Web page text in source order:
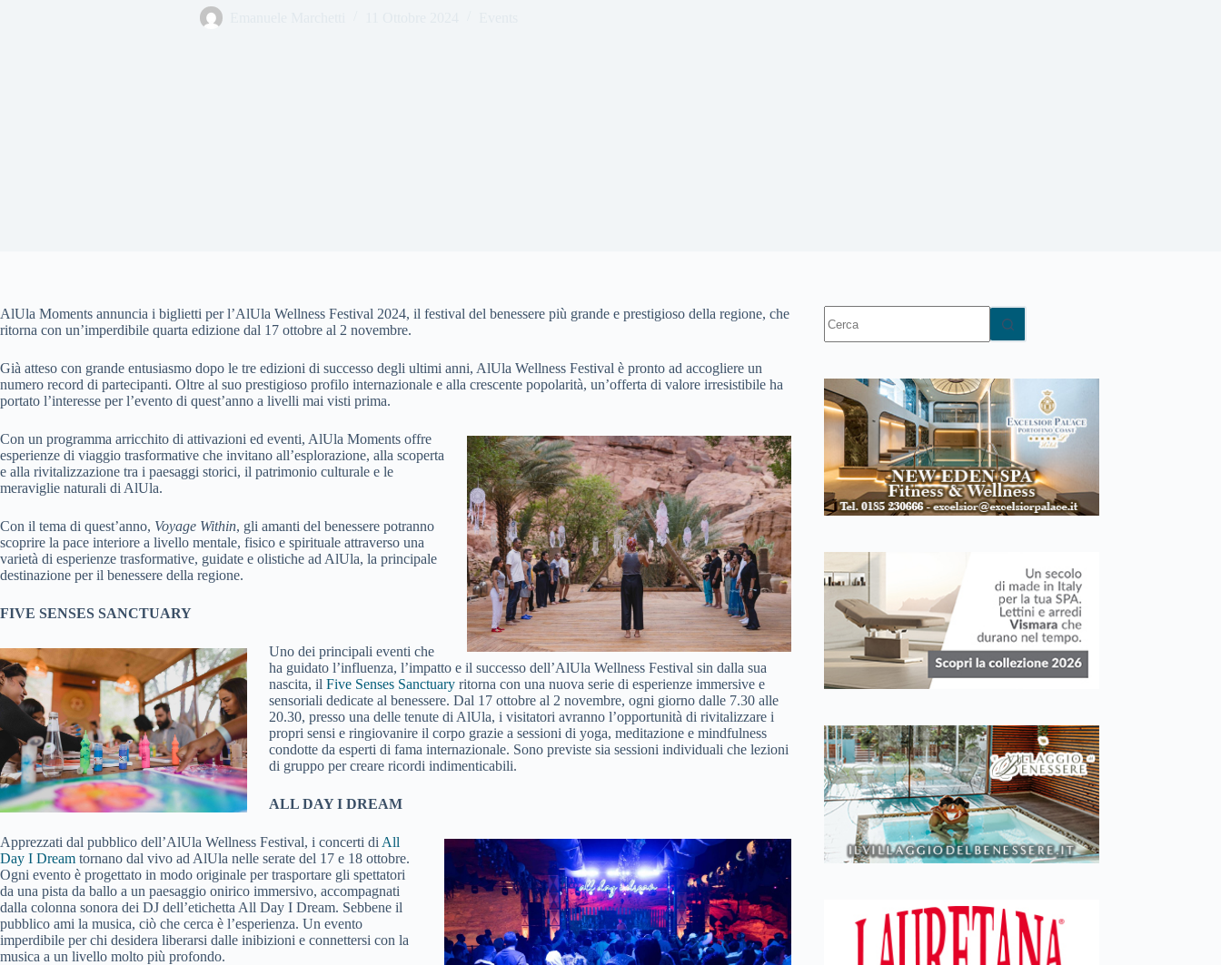
AlUla Moments annuncia i biglietti per l’AlUla Wellness Festival 2024, il festival del benessere più grande e prestigioso della regione, che
ritorna con un’imperdibile quarta edizione dal 17 ottobre al 2 novembre.
Già atteso con grande entusiasmo dopo le tre edizioni di successo degli ultimi anni, AlUla Wellness Festival è pronto ad accogliere un
numero record di partecipanti. Oltre al suo prestigioso profilo internazionale e alla crescente popolarità, un’offerta di valore irresistibile ha
portato l’interesse per l’evento di quest’anno a livelli mai visti prima.
Con un programma arricchito di attivazioni ed eventi, AlUla Moments offre
esperienze di viaggio trasformative che invitano all’esplorazione, alla scoperta
e alla rivitalizzazione tra i paesaggi storici, il patrimonio culturale e le
meraviglie naturali di AlUla.
Con il tema di quest’anno, Voyage Within, gli amanti del benessere potranno
scoprire la pace interiore a livello mentale, fisico e spirituale attraverso una
varietà di esperienze trasformative, guidate e olistiche ad AlUla, la principale
destinazione per il benessere della regione.
FIVE SENSES SANCTUARY
Uno dei principali eventi che
ha guidato l’influenza, l’impatto e il successo dell’AlUla Wellness Festival sin dalla sua
nascita, il Five Senses Sanctuary ritorna con una nuova serie di esperienze immersive e
sensoriali dedicate al benessere. Dal 17 ottobre al 2 novembre, ogni giorno dalle 7.30 alle
20.30, presso una delle tenute di AlUla, i visitatori avranno l’opportunità di rivitalizzare i
propri sensi e ringiovanire il corpo grazie a sessioni di yoga, meditazione e mindfulness
condotte da esperti di fama internazionale. Sono previste sia sessioni individuali che lezioni
di gruppo per creare ricordi indimenticabili.
ALL DAY I DREAM
Apprezzati dal pubblico dell’AlUla Wellness Festival, i concerti di All
Day I Dream tornano dal vivo ad AlUla nelle serate del 17 e 18 ottobre.
Ogni evento è progettato in modo originale per trasportare gli spettatori
da una pista da ballo a un paesaggio onirico immersivo, accompagnati
dalla colonna sonora dei DJ dell’etichetta All Day I Dream. Sebbene il
pubblico ami la musica, ciò che cerca è l’esperienza. Un evento
imperdibile per chi desidera liberarsi dalle inibizioni e connettersi con la
musica a un livello molto più profondo.
risultato